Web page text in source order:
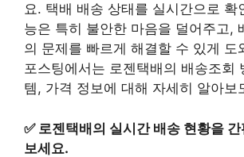
요. 택배 배송 상태를 실시간으로 확
능은 특히 불안한 마음을 덜어주고,
의 문제를 빠르게 해결할 수 있게 도
포스팅에서는 로젠택배의 배송조회
템, 가격 정보에 대해 자세히 알아보
✅ 로젠택배의 실시간 배송 현황을
보세요.